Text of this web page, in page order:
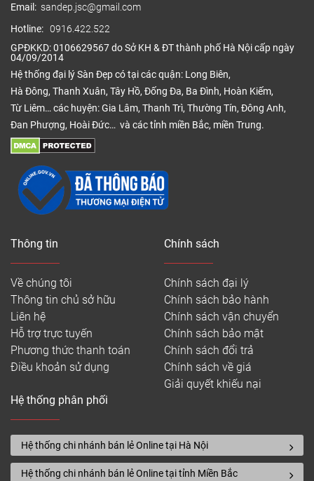
Email: sandep.jsc@gmail.com
Hotline: 0916.422.522
GPĐKKD: 0106629567 do Sở KH & ĐT thành phố Hà Nội cấp ngày
04/09/2014
Hệ thống đại lý Sàn Đẹp có tại các quận: Long Biên,
Hà Đông, Thanh Xuân, Tây Hồ, Đống Đa, Ba Đình, Hoàn Kiếm,
Từ Liêm… các huyện: Gia Lâm, Thanh Trì, Thường Tín, Đông Anh,
Đan Phượng, Hoài Đức… và các tỉnh miền Bắc, miền Trung.
Thông tin
Về chúng tôi
Thông tin chủ sở hữu
Liên hệ
Hỗ trợ trực tuyến
Phương thức thanh toán
Điều khoản sử dụng
Chính sách
Chính sách đại lý
Chính sách bảo hành
Chính sách vận chuyển
Chính sách bảo mật
Chính sách đổi trả
Chính sách về giá
Giải quyết khiếu nại
Hệ thống phân phối
Hệ thống chi nhánh bán lẻ Online tại Hà Nội
Hệ thống chi nhánh bán lẻ Online tại tỉnh Miền Bắc